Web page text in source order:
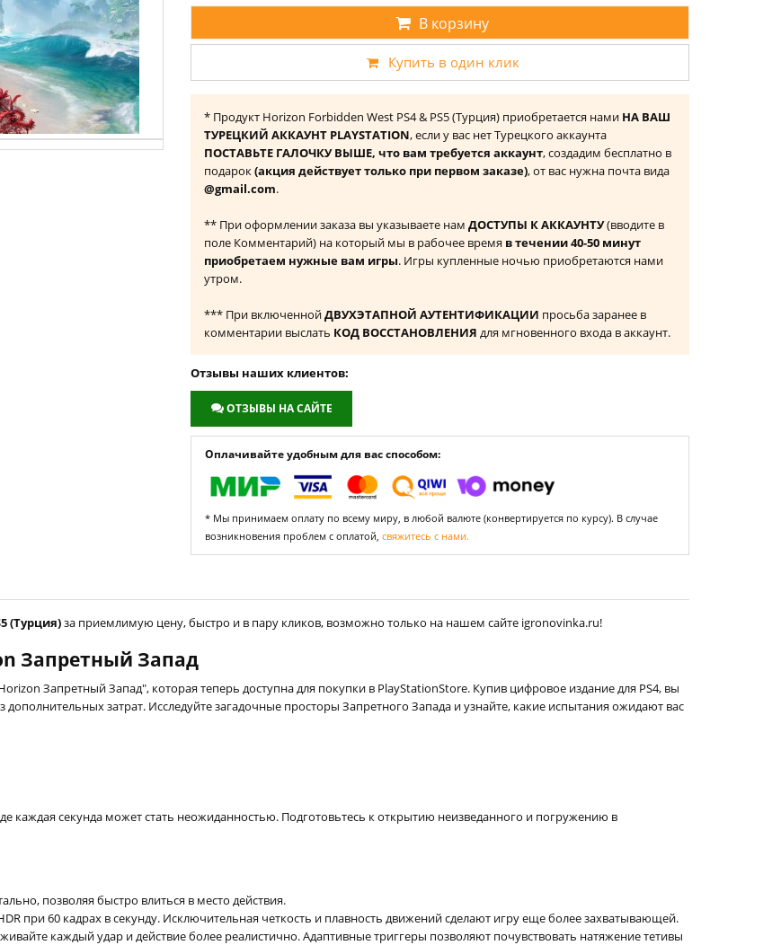
В корзину
Купить в один клик
* Продукт Horizon Forbidden West PS4 & PS5 (Турция) приобретается нами НА ВАШ
ТУРЕЦКИЙ АККАУНТ PLAYSTATION, если у вас нет Турецкого аккаунта
ПОСТАВЬТЕ ГАЛОЧКУ ВЫШЕ, что вам требуется аккаунт, создадим бесплатно в
подарок(акция действует только при первом заказе), от вас нужна почта вида
@gmail.com.
** При оформлении заказа вы указываете нам ДОСТУПЫ К АККАУНТУ(вводите в
поле Комментарий) на который мы в рабочее время в течении 40-50 минут
приобретаем нужные вам игры. Игры купленные ночью приобретаются нами
утром.
*** При включеннойДВУХЭТАПНОЙ АУТЕНТИФИКАЦИИ просьба заранее в
комментарии выслать КОД ВОССТАНОВЛЕНИЯ для мгновенного входа в аккаунт.
Отзывы наших клиентов:
ОТЗЫВЫ НА САЙТЕ
Оплачивайте удобным для вас способом:
* Мы принимаем оплату по всему миру, в любой валюте (конвертируется по курсу). В случае
возникновения проблем с оплатой, свяжитесь с нами.
(Турция)за приемлимую цену, быстро и в пару кликов, возможно только на нашем сайте igronovinka.ru!
Запретный Запад
Запретный Запад", которая теперь доступна для покупки в PlayStationStore. Купив цифровое издание для PS4, вы
дополнительных затрат. Исследуйте загадочные просторы Запретного Запада и узнайте, какие испытания ожидают вас
каждая секунда может стать неожиданностью. Подготовьтесь к открытию неизведанного и погружению в
позволяя быстро влиться в место действия.
при 60 кадрах в секунду. Исключительная четкость и плавность движений сделают игру еще более захватывающей.
каждый удар и действие более реалистично. Адаптивные триггеры позволяют почувствовать натяжение тетивы